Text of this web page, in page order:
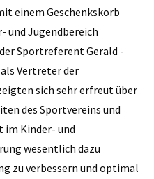
einem Geschenkskorb
und Jugendbereich
Sportreferent Gerald
Vertreter der
sich sehr erfreut über
des Sportvereins und
im Kinder- und
wesentlich dazu
zu verbessern und optimal